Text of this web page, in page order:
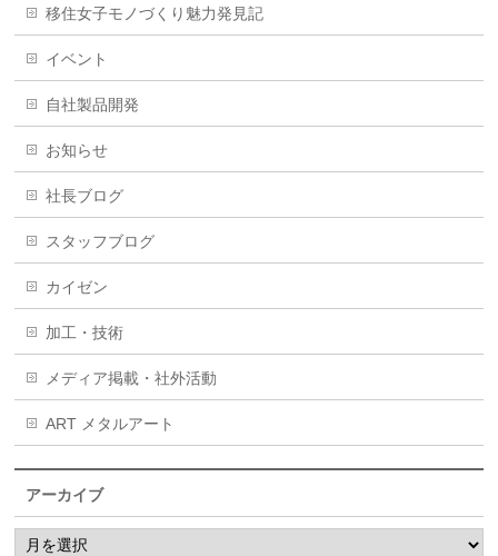
移住女子モノづくり魅力発見記
イベント
自社製品開発
お知らせ
社長ブログ
スタッフブログ
カイゼン
加工・技術
メディア掲載・社外活動
ART メタルアート
アーカイブ